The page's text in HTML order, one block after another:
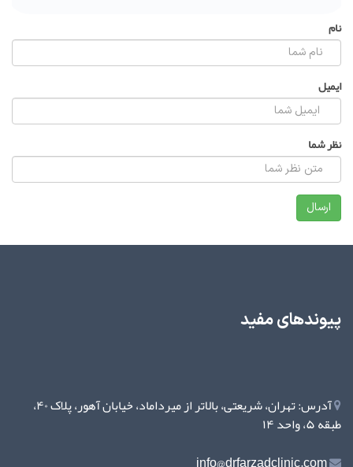
نام
ایمیل
نظر شما
پیوندهای مفید
آدرس: تهران، شریعتی، بالاتر از میرداماد، خیابان آهور، پلاک ۴۰،
طبقه ۵، واحد ۱۴